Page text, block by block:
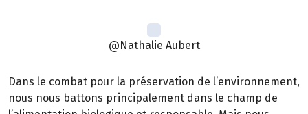
@Nathalie Aubert
Dans le combat pour la préservation de l’environnement,
nous nous battons principalement dans le champ de